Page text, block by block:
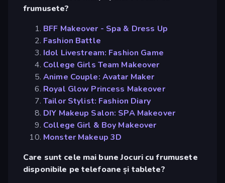
frumusete?
BFF Makeover - Spa & Dress Up
Fashion Battle
Idol Livestream: Fashion Game
College Girls Team Makeover
Anime Couple: Avatar Maker
Royal Glow Princess Makeover
Tailor Stylist: Fashion Diary
DIY Makeup Salon: SPA Makeover
College Girl & Boy Makeover
Monster Makeup 3D
Care sunt cele mai bune Jocuri cu frumusete
disponibile pe telefoane și tablete?